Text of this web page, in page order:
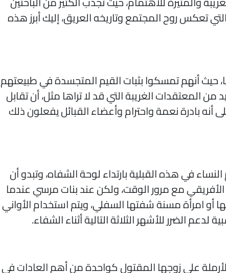
روح المجتمع وتاريخه العريق، إليك أبرز هذه
حيث أنهم تمسكوا بثبات القيم المتجسدة في طبيعتهم
المعتقدات الغريبة التي قد لا تراها مثل، أن تقابل
بادرة نعمة واحترام وأعضاء القبائل يفعلون ذلك
في هذه القبلية بارتداء لوحة الشفاه، وتبدو أن
مع مرور الوقت، ولكن عند بنات مرسي عندما
والدتها أو امرأة مسنة شفتها السفلي، ويتم استخدام الأواني
لدعم الضرر للأشهر الثلاثة التالية أثناء الشفاء.
على زوجها المقتول كواحدة من أهم العادات في